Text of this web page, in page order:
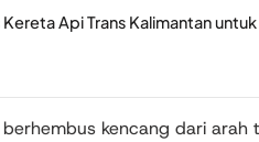
Api Trans Kalimantan
kencang dari arah